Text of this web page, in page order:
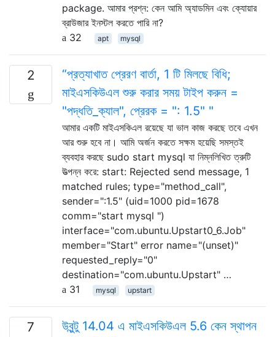
package. আমার প্রশ্ন: কেন আমি অ্যাডমিন এবং ক্যোয়ার
ব্রাউজার ইনস্টল করতে পারি না?
32
apt mysql
2
“প্রত্যাখাত প্রেরণ বার্তা, 1 টি মিলছে বিধি;
মাইএসকিউএল শুরু করার সময় টাইপ করুন =
"পদ্ধতি_ক্যাল", প্রেরক = ": 1.5" "
আমার একটি মাইএসকিএল রয়েছে যা ভাল কাজ করছে তবে এখন
আর শুরু হবে না। আমি অর্জন করতে সক্ষম হয়েছি সমস্তই
ব্যবহার করছে sudo start mysql যা নিম্নলিখিত ত্রুটি
উত্পন্ন করে: start: Rejected send message, 1
matched rules; type="method_call",
sender=":1.5" (uid=1000 pid=1678
comm="start mysql ")
interface="com.ubuntu.Upstart0_6.Job"
member="Start" error name="(unset)"
requested_reply="0"
destination="com.ubuntu.Upstart" …
31
mysql upstart
7
উবুন্টু 14.04 এ মাইএসকিউএল 5.6 কেন স্থাপন